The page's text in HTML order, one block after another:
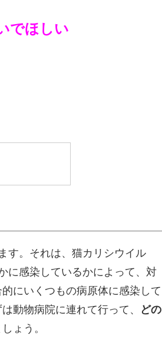
でほしい
す。それは、猫カリシウイル
に感染しているかによって、対
にいくつもの病原体に感染して
動物病院に連れて行って、
どの
ょう。